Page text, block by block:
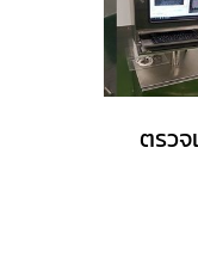
ตรวจ